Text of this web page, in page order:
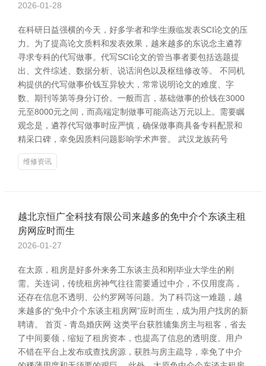
2026-01-28
在科研日益强横的今天，好多学者和学生濒临发表SCI论文的压
力。为了提高论文质料和发表效果，越来越多的东说念主遴荐
寻求专科的代写做事。代写SCI论文的管当事者要包括选题提
出、文件综述、数据分析、说话润色以及枢纽修改等。 不同机
构提供的代写做事价钱互异较大，常常说明论文的难度、字
数、期刊等第等身分订价。一般而言，基础做事的价钱在3000
元至8000元之间，而高端定制做事可能高达万元以上。需要瞩
观念是，遴荐代写做事时应严慎，确保做事商具备专科配景和
精采口碑，幸免因质料问题影响学术声誉。 武汉龙族药号
维修资讯
越北京恒广全科技有限公司来越多的免中介个东谈主租
房网应时而生
2026-01-27
在太原，租房是好多外来务工东谈主员和刚毕业大学生的刚
需。关连词，传统租房神气往往需要通过中介，不仅用度高，
还存在信息不透明、公约罗网等问题。为了科罚这一难题，越
来越多的“免中介个东谈主租房网”应时而生，成为用户找房的新
聘请。 首页 - 青岛婚庆网 这类平台获胜辘集房主与租客，省去
了中间要领，缩短了租房资本，也提高了信息的透明度。用户
不错在平台上发布或查找房源，获胜与房主疏导，幸免了中介